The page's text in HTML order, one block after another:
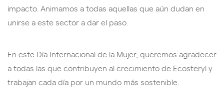
impacto. Animamos a todas aquellas que aún dudan en
unirse a este sector a dar el paso.
En este Día Internacional de la Mujer, queremos agradecer
a todas las que contribuyen al crecimiento de Ecosteryl y
trabajan cada día por un mundo más sostenible.